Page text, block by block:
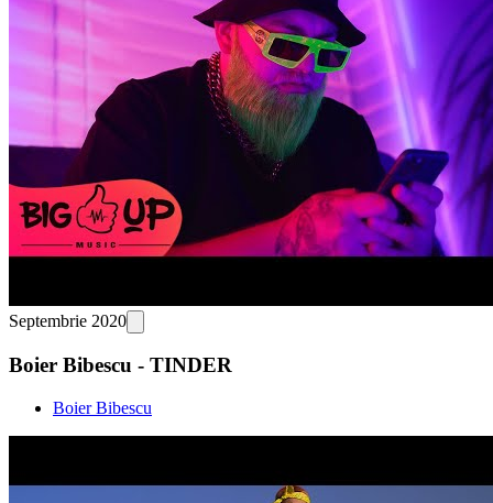
Septembrie 2020
Boier Bibescu - TINDER
Boier Bibescu